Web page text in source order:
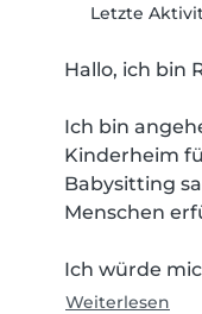
Letzte
Hallo, ich bin
Ich bin
Kinderheim
Babysitting
Menschen
Ich würde
Weiterlesen